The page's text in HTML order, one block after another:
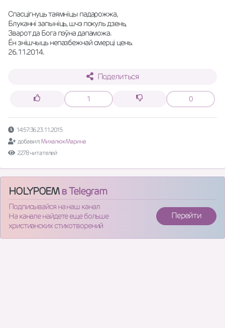
Спасцігнуць таямніцы падарожжа,
Блуканні запыніць, шчэ покуль дзень,
Зварот да Бога пэўна дапаможа.
Ён знішчыць непазбежнай смерці цень.
26.11.2014.
Поделиться
1 0
14:57:36 23.11.2015
добавил:Михалюк Марина
2278 читателей
HOLYPOEMв Telegram
Подписывайся на наш канал
На канале найдете еще больше
христианских стихотворений
Перейти